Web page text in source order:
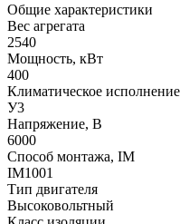
Общие характеристики
Вес агрегата
2540
Мощность, кВт
400
Климатическое исполнение
У3
Напряжение, В
6000
Способ монтажа, IM
IM1001
Тип двигателя
Высоковольтный